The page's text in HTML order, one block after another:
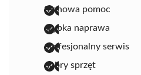
fachowa pomoc
szybka naprawa
profesjonalny serwis
dobry sprzęt